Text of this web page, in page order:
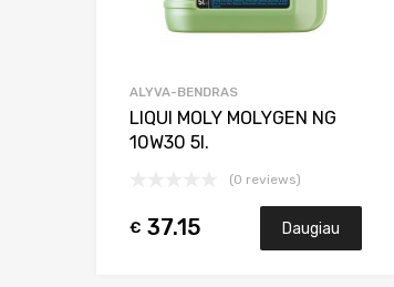
ALYVA-BENDRAS
LIQUI MOLY MOLYGEN NG
10W30 5l.
(0 reviews)
€ 37.15 Daugiau